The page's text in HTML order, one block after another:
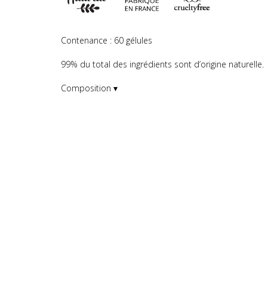
Contenance : 60 gélules
99% du total des ingrédients sont d’origine naturelle.
Composition ▾